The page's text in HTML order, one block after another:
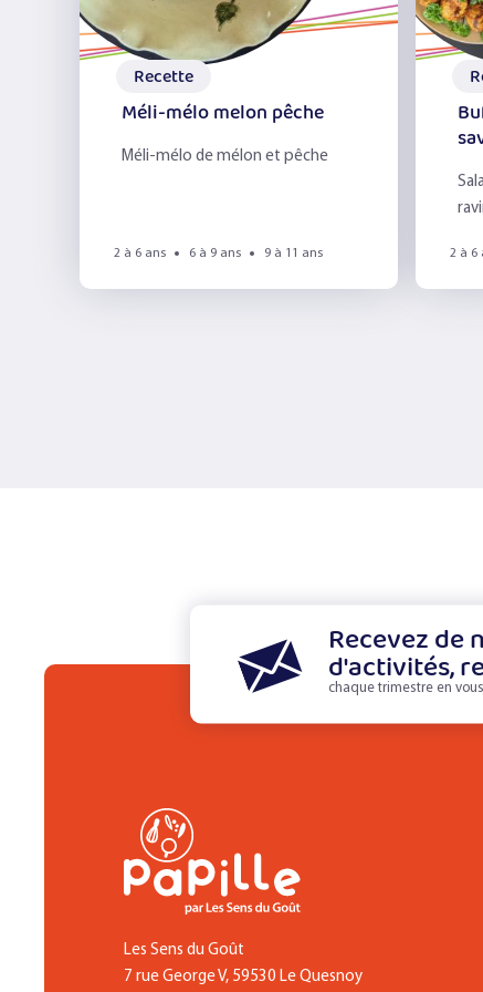
Recette
Méli-mélo melon pêche
Méli-mélo de mélon et pêche
2 à 6 ans 6 à 9 ans 9 à 11 ans 2 à 6
Recevez de
d'activités,
chaque trimestre en
Les Sens du Goût
7 rue George V, 59530 Le Quesnoy